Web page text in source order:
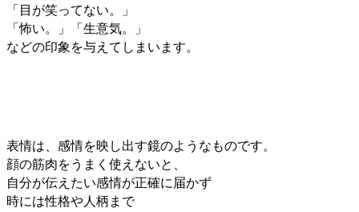
「目が笑ってない。」
「怖い。」「生意気。」
などの印象を与えてしまいます。
表情は、感情を映し出す鏡のようなものです。
顔の筋肉をうまく使えないと、
自分が伝えたい感情が正確に届かず
時には性格や人柄まで